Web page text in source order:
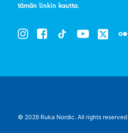
tämän linkin kautta.
© 2026 Ruka Nordic. All rights reserved